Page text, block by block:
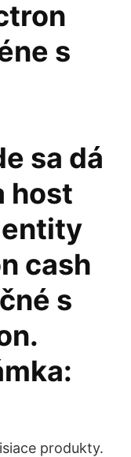
s
sa dá
host
cash
s
produkty.